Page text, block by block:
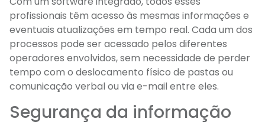
profissionais têm acesso às mesmas informações e
eventuais atualizações em tempo real. Cada um dos
processos pode ser acessado pelos diferentes
operadores envolvidos, sem necessidade de perder
tempo com o deslocamento físico de pastas ou
comunicação verbal ou via e-mail entre eles.
Segurança da informação